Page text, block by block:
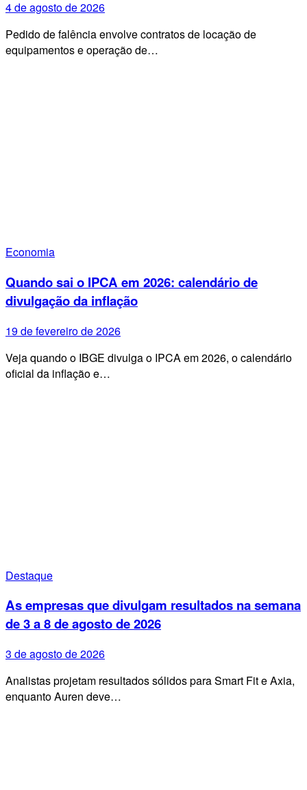
4 de agosto de 2026
Pedido de falência envolve contratos de locação de
equipamentos e operação de…
Economia
Quando sai o IPCA em 2026: calendário de
divulgação da inflação
19 de fevereiro de 2026
Veja quando o IBGE divulga o IPCA em 2026, o calendário
oficial da inflação e…
Destaque
As empresas que divulgam resultados na semana
de 3 a 8 de agosto de 2026
3 de agosto de 2026
Analistas projetam resultados sólidos para Smart Fit e Axia,
enquanto Auren deve…